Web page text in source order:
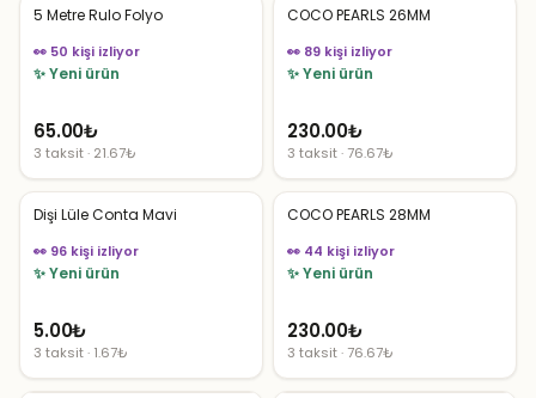
5 Metre Rulo Folyo
👀 50 kişi izliyor
✨ Yeni ürün
65.00₺
3 taksit · 21.67₺
COCO PEARLS 26MM
👀 89 kişi izliyor
✨ Yeni ürün
230.00₺
3 taksit · 76.67₺
Dişi Lüle Conta Mavi
👀 96 kişi izliyor
✨ Yeni ürün
5.00₺
3 taksit · 1.67₺
COCO PEARLS 28MM
👀 44 kişi izliyor
✨ Yeni ürün
230.00₺
3 taksit · 76.67₺